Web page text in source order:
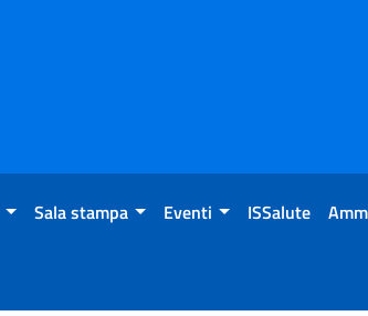
Sala stampa Eventi ISSalute